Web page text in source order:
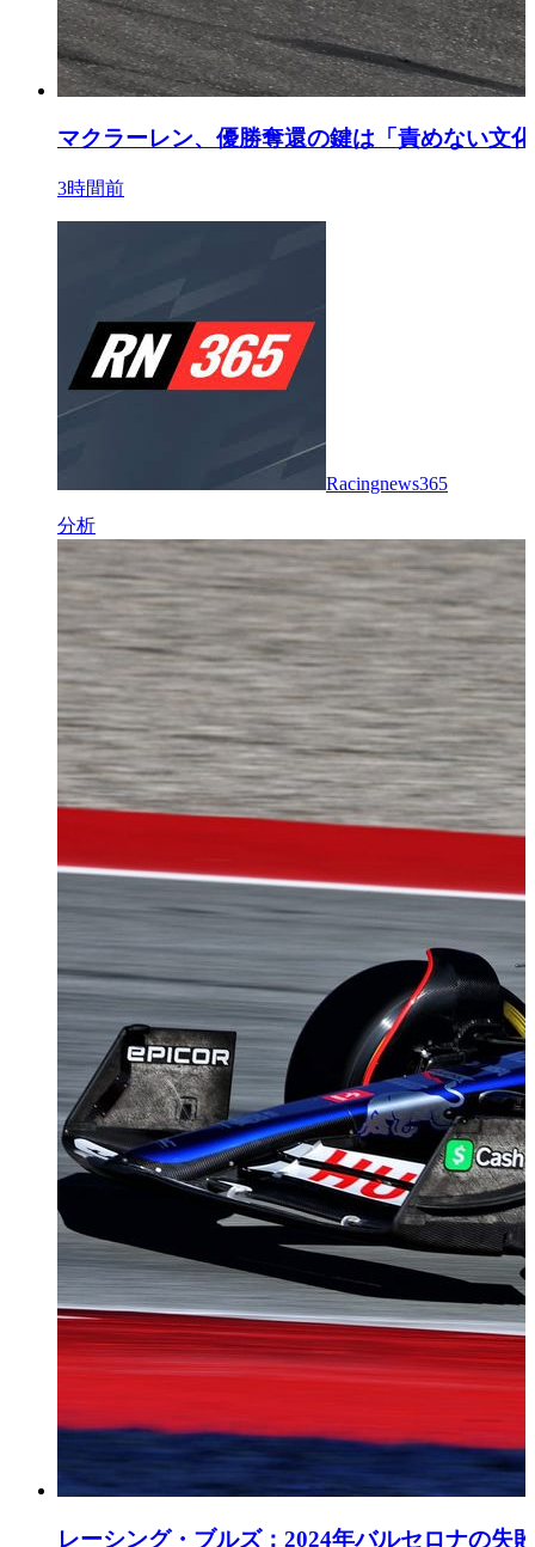
マクラーレン、優勝奪還の鍵は「責めない文
3時間前
Racingnews365
分析
レーシング・ブルズ：2024年バルセロナの失